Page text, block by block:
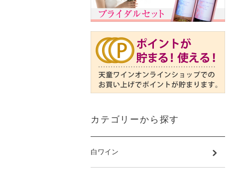
カテゴリーから探す
白ワイン